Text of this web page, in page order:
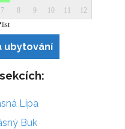
ubytování
Lípa
Buk